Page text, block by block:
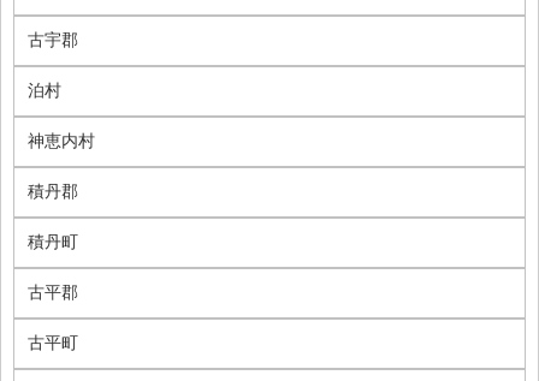
古宇郡
泊村
神恵内村
積丹郡
積丹町
古平郡
古平町